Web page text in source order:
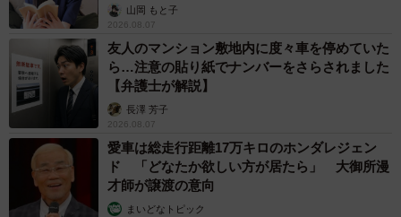
山岡 もと子
2026.08.07
友人のマンション敷地内に度々車を停めていた
ら…注意の貼り紙でナンバーをさらされました
【弁護士が解説】
長澤 芳子
2026.08.07
愛車は総走行距離17万キロのホンダレジェン
ド 「どなたか欲しい方が居たら」 大御所漫
才師が譲渡の意向
まいどなトピック